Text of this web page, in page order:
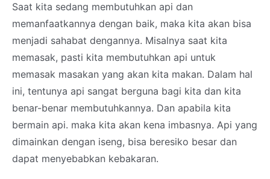
Saat kita sedang membutuhkan api dan
memanfaatkannya dengan baik, maka kita akan bisa
menjadi sahabat dengannya. Misalnya saat kita
memasak, pasti kita membutuhkan api untuk
memasak masakan yang akan kita makan. Dalam hal
ini, tentunya api sangat berguna bagi kita dan kita
benar-benar membutuhkannya. Dan apabila kita
bermain api. maka kita akan kena imbasnya. Api yang
dimainkan dengan iseng, bisa beresiko besar dan
dapat menyebabkan kebakaran.